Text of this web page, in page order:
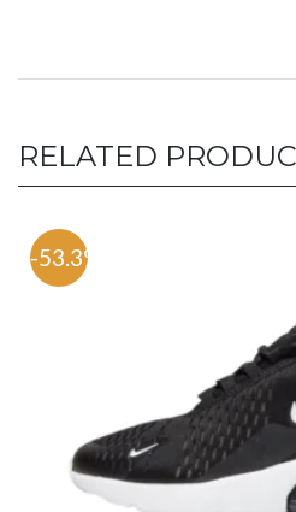
RELATED
-53.3%